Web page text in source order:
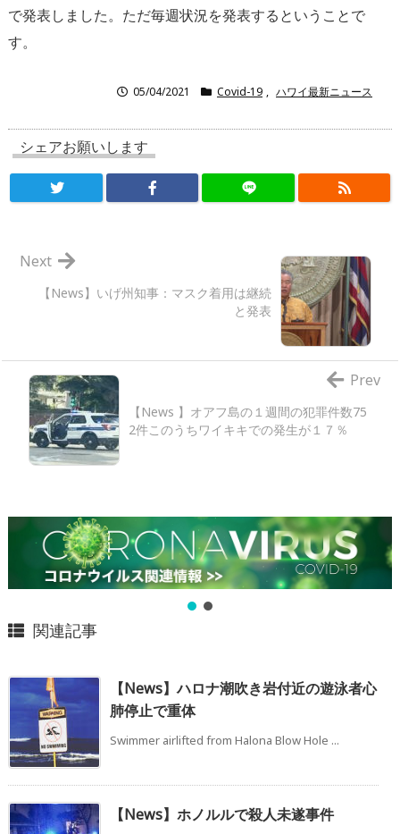
で発表しました。ただ毎週状況を発表するということで
す。
05/04/2021 Covid-19 , ハワイ最新ニュース
シェアお願いします
【News】いげ州知事：マスク着用は継続
と発表
Next
【News 】オアフ島の１週間の犯罪件数75
2件このうちワイキキでの発生が１７％
Prev
関連記事
【News】ハロナ潮吹き岩付近の遊泳者心
肺停止で重体
Swimmer airlifted from Halona Blow Hole ...
【News】ホノルルで殺人未遂事件